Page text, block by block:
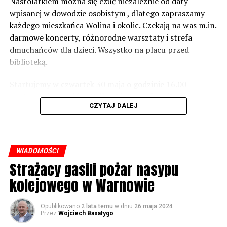
norm dopuszczalnego hałasu, no to nie możemy nic
zrobić. Tam są odpowiednie normy – 61 i 56 decybeli –
zaznacza.
Foto: Wojciech Basałygo
wpisanej w dowodzie osobistym , dlatego zapraszamy
każdego mieszkańca Wolina i okolic. Czekają na was m.in.
darmowe koncerty, różnorodne warsztaty i strefa
dmuchańców dla dzieci. Wszystko na placu przed
biblioteką.
występami zespołów „Yellow” i „Specyficzni”.
CZYTAJ DALEJ
WIADOMOŚCI
Strażacy gasili pożar nasypu
kolejowego w Warnowie
Opublikowano 2 lata temu w dniu 26 maja 2024
Przez Wojciech Basałygo